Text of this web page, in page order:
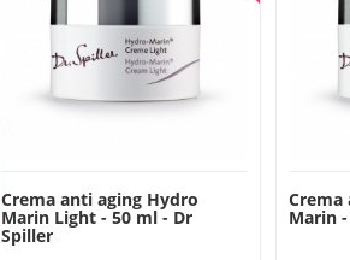
Crema anti aging Hydro
Marin Light - 50 ml - Dr
Spiller
Crema
Marin